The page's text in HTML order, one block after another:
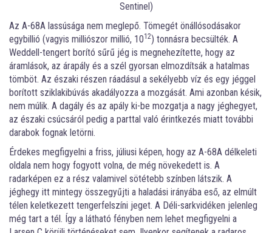
Sentinel)
Az A-68A lassúsága nem meglepő. Tömegét önállósodásakor
egybillió (vagyis milliószor millió, 1012) tonnásra becsülték. A
Weddell-tengert borító sűrű jég is megnehezítette, hogy az
áramlások, az árapály és a szél gyorsan elmozdítsák a hatalmas
tömböt. Az északi részen ráadásul a sekélyebb víz és egy jéggel
borított sziklakibúvás akadályozza a mozgását. Ami azonban késik,
nem múlik. A dagály és az apály ki-be mozgatja a nagy jéghegyet,
az északi csúcsáról pedig a parttal való érintkezés miatt további
darabok fognak letörni.
Érdekes megfigyelni a friss, júliusi képen, hogy az A-68A délkeleti
oldala nem hogy fogyott volna, de még növekedett is. A
radarképen ez a rész valamivel sötétebb színben látszik. A
jéghegy itt mintegy összegyűjti a haladási irányába eső, az elmúlt
télen keletkezett tengerfelszíni jeget. A Déli-sarkvidéken jelenleg
még tart a tél. Így a látható fényben nem lehet megfigyelni a